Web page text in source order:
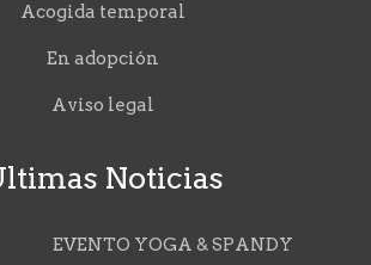
Acogida temporal
En adopción
Aviso legal
Noticias
EVENTO YOGA & SPANDY